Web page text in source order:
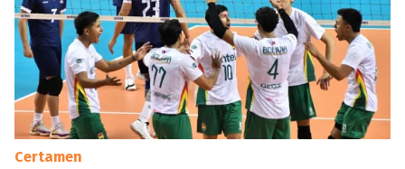
Certamen